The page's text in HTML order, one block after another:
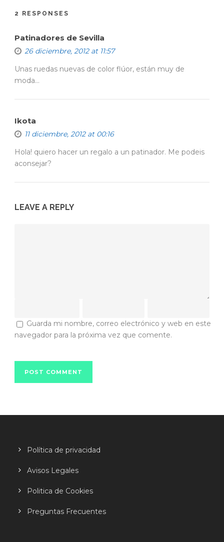
2 RESPONSES
Patinadores de Sevilla
26 diciembre, 2012 at 11:57
Unas ruedas nuevas de color flúor, están muy de
moda…
Ikota
11 diciembre, 2012 at 00:16
Hola! quiero hacer un regalo a un patinador. Me podeis
aconsejar?
LEAVE A REPLY
Guarda mi nombre, correo electrónico y web en este
navegador para la próxima vez que comente.
Política de privacidad
Avisos Legales
Politica de Cookies
Preguntas Frecuentes